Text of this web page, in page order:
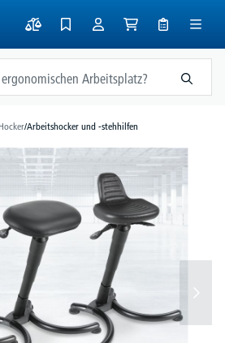
/Arbeitshocker und -stehhilfen